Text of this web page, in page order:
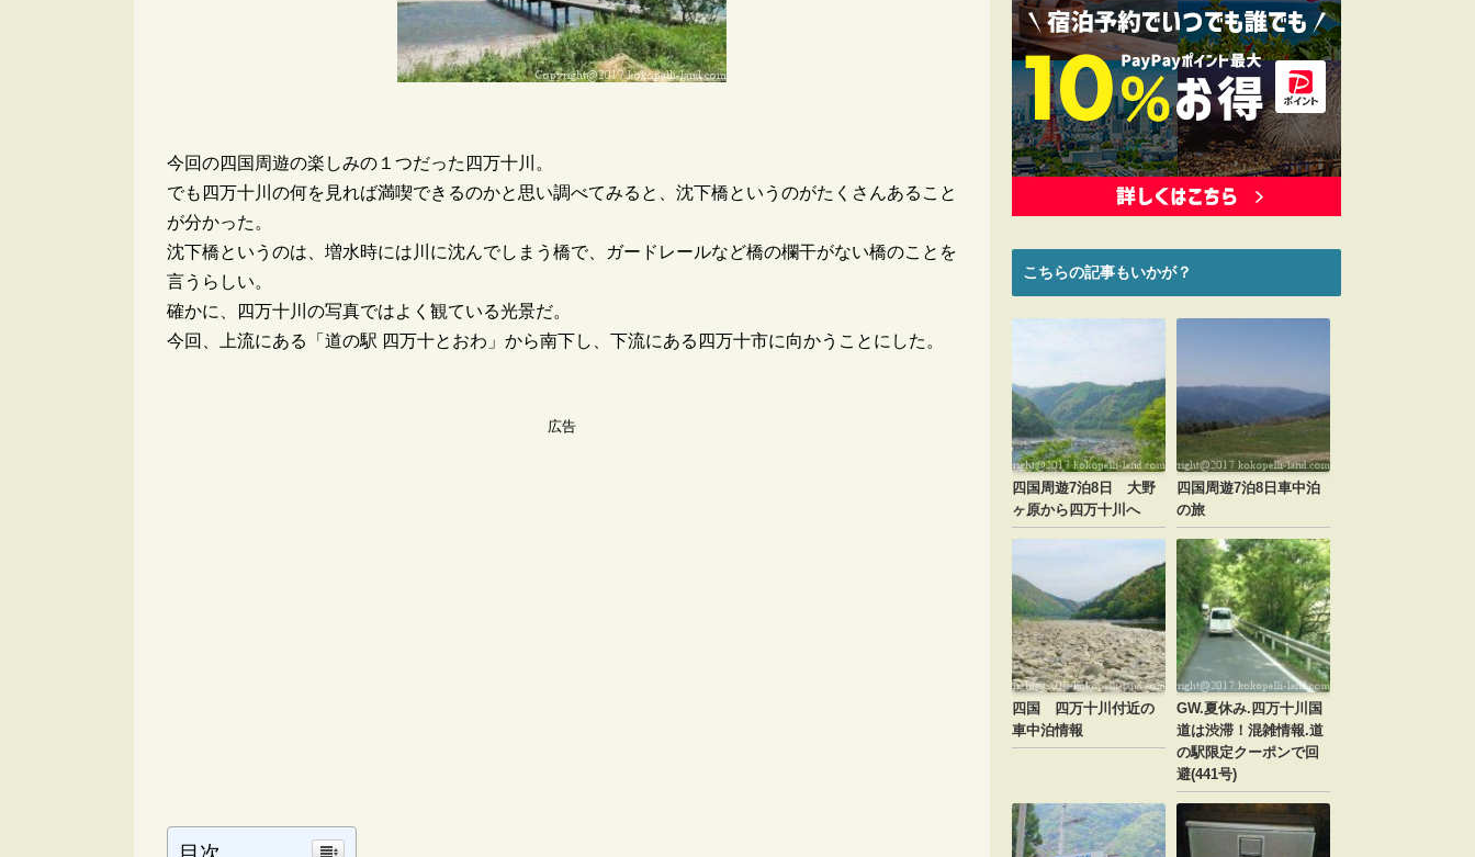
今回の四国周遊の楽しみの１つだった四万十川。
でも四万十川の何を見れば満喫できるのかと思い調べてみると、沈下橋というのがたくさんあること
が分かった。
沈下橋というのは、増水時には川に沈んでしまう橋で、ガードレールなど橋の欄干がない橋のことを
言うらしい。
確かに、四万十川の写真ではよく観ている光景だ。
今回、上流にある「道の駅 四万十とおわ」から南下し、下流にある四万十市に向かうことにした。
広告
こちらの記事もいかが？
四国周遊7泊8日 大野
ヶ原から四万十川へ
四国周遊7泊8日車中泊
の旅
四国 四万十川付近の
車中泊情報
GW.夏休み.四万十川国
道は渋滞！混雑情報.道
の駅限定クーポンで回
避(441号)